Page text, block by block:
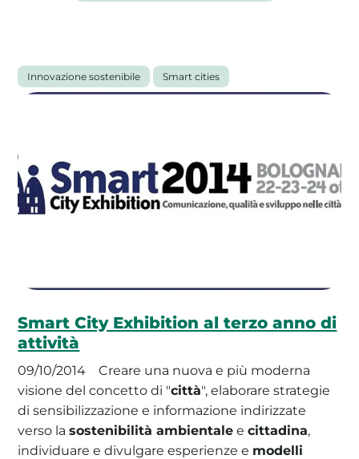
Tutti gli articoli
Innovazione sostenibile Smart cities
Smart City Exhibition al terzo anno di
attività
09/10/2014
Creare una nuova e più moderna
visione del concetto di "città", elaborare strategie
di sensibilizzazione e informazione indirizzate
verso lasostenibilità ambientale ecittadina,
individuare e divulgare esperienze e modelli